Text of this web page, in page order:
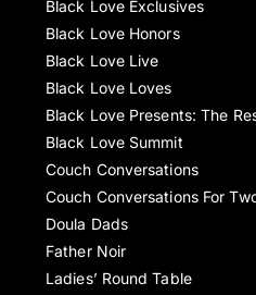
Black Love Exclusives
Black Love Honors
Black Love Live
Black Love Loves
Black Love Presents: The
Black Love Summit
Couch Conversations
Couch Conversations For
Doula Dads
Father Noir
Ladies’ Round Table